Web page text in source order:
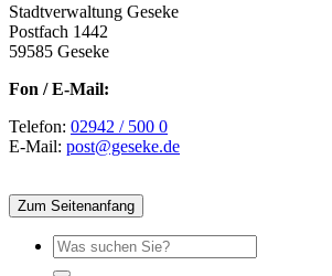
Stadtverwaltung Geseke
Postfach 1442
59585 Geseke
Fon / E-Mail:
Telefon: 02942 / 500 0
E-Mail: post@geseke.de
Zum Seitenanfang